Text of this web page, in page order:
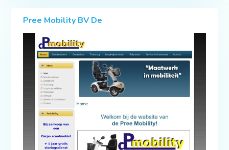
Pree Mobility BV De